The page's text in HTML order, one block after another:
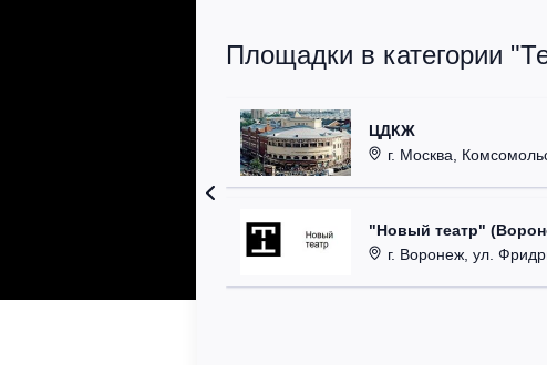
Площадки в категории
ЦДКЖ
г. Москва,
"Новый театр"
г. Воронеж, ул.